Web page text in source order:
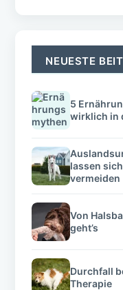
NEUESTE
5
wirklich in
lassen
vermeiden
Von
geht’s
Durchfall
Therapie